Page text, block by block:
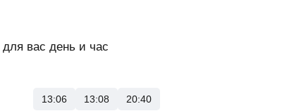
вас день и час
13:06 13:08 20:40